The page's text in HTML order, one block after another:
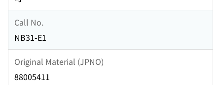
Call No.
NB31-E1
Original Material (JPNO)
88005411